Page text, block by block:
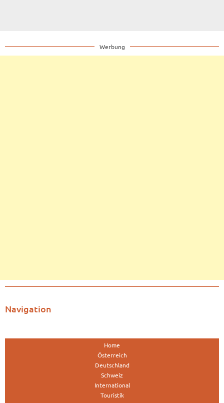
Werbung
Navigation
Home
Österreich
Deutschland
Schweiz
International
Touristik